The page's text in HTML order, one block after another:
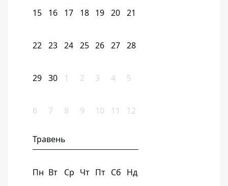
15 16 17 18 19 20 21
22 23 24 25 26 27 28
29 30 1 2 3 4 5
6 7 8 9 10 11 12
Травень
Пн Вт Ср Чт Пт Сб Нд